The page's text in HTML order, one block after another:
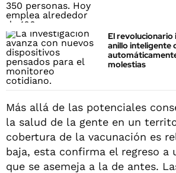
El revolucionario
anillo inteligente
molestias
Más allá de las potenciales
la salud de la gente en un
cobertura de la vacunación es
baja, esta confirma el regreso a
que se asemeja a la de antes.